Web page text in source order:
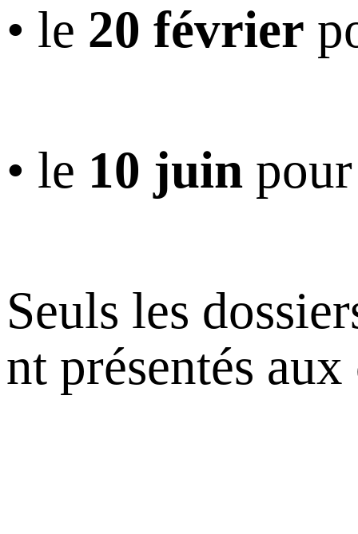
• le 20 février
• le 10 juin
Seuls les
nt présentés